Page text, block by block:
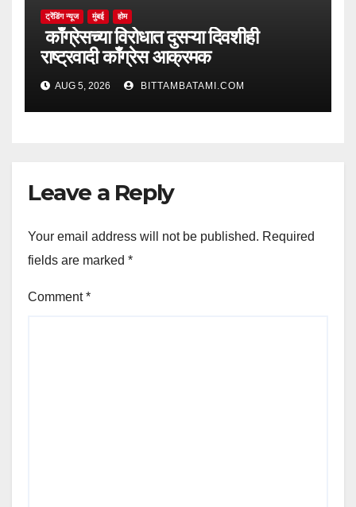
ट्रेंडिंग न्यूज मुंबई होम
काँग्रेसच्या विरोधात दुसऱ्या दिवशीही
राष्ट्रवादी काँग्रेस आक्रमक
AUG 5, 2026 BITTAMBATAMI.COM
Leave a Reply
Your email address will not be published. Required
fields are marked *
Comment*